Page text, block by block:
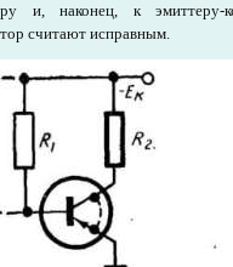
и, наконец, к эмиттеру-
считают исправным.